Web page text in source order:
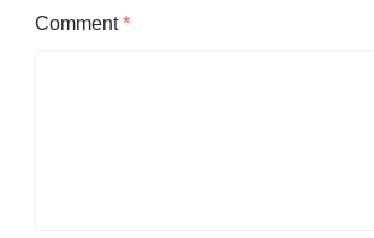
Comment*